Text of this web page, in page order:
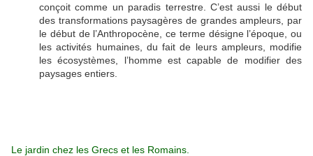
conçoit comme un paradis terrestre. C’est aussi le début
des transformations paysagères de grandes ampleurs, par
le début de l’Anthropocène, ce terme désigne l’époque, ou
les activités humaines, du fait de leurs ampleurs, modifie
les écosystèmes, l’homme est capable de modifier des
paysages entiers.
Le jardin chez les Grecs et les Romains.